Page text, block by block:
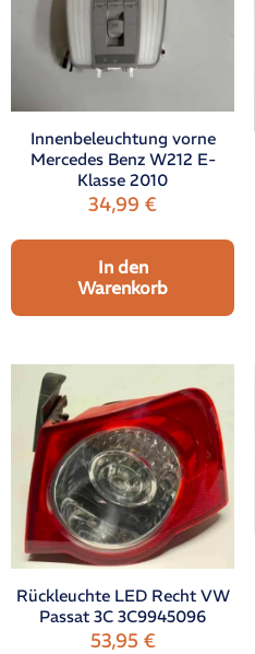
Innenbeleuchtung vorne
Mercedes Benz W212 E-
Klasse 2010
34,99€
In den
Warenkorb
Rückleuchte LED Recht VW
Passat 3C 3C9945096
53,95 €